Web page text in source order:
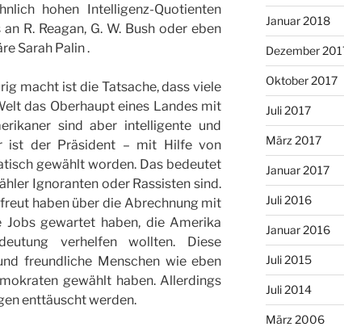
hohen Intelligenz-Quotienten
R. Reagan, G. W. Bush oder eben
Sarah Palin .
macht ist die Tatsache, dass viele
das Oberhaupt eines Landes mit
sind aber intelligente und
ist der Präsident – mit Hilfe von
gewählt worden. Das bedeutet
Ignoranten oder Rassisten sind.
haben über die Abrechnung mit
gewartet haben, die Amerika
verhelfen wollten. Diese
freundliche Menschen wie eben
gewählt haben. Allerdings
enttäuscht werden.
Januar 2018
Dezember
Oktober 2017
Juli 2017
März 2017
Januar 2017
Juli 2016
Januar 2016
Juli 2015
Juli 2014
März 2006